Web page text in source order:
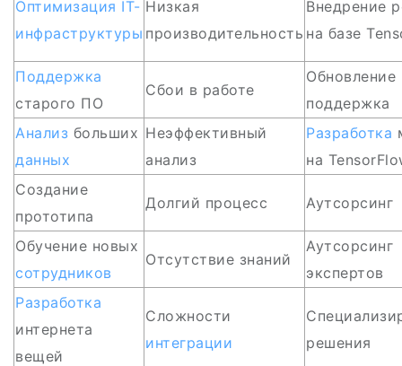
Оптимизация IT-
инфраструктуры
Низкая
производительность
Внедрение
на базе
Поддержка
старого ПО
Сбои в работе
Обновление
поддержка
Анализ больших
данных
Неэффективный
анализ
Разработка
на
Создание
прототипа
Долгий процесс Аутсорсинг
Обучение новых
сотрудников
Отсутствие знаний
Аутсорсинг
экспертов
Разработка
интернета
вещей
Сложности
интеграции
решения